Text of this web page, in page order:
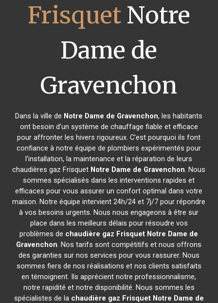
FrisquetNotre
Dame de
Gravenchon
Dans la ville de Notre Dame de Gravenchon, les habitants
ont besoin d'un système de chauffage fiable et efficace
pour affronter les hivers rigoureux. C'est pourquoi ils font
confiance à notre équipe de plombiers expérimentés pour
l'installation, la maintenance et la réparation de leurs
chaudières gaz Frisquet Notre Dame de Gravenchon. Nous
sommes spécialisés dans les interventions rapides et
efficaces pour vous assurer un confort optimal dans votre
maison. Notre équipe intervient 24h/24 et 7j/7 pour répondre
à vos besoins urgents. Nous nous engageons à être sur
place dans les meilleurs délais pour résoudre vos
problèmes de chaudière gaz Frisquet Notre Dame de
Gravenchon. Nos tarifs sont compétitifs et nous offrons
des garanties sur nos services pour vous rassurer. Nous
sommes fiers de nos réalisations et nos clients satisfaits
en témoignent. Ils apprécient notre professionnalisme,
notre rapidité et notre disponibilité. Nous sommes les
spécialistes de la chaudière gaz Frisquet Notre Dame de